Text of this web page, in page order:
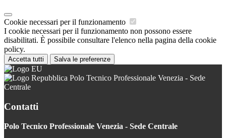
Cookie necessari per il funzionamento
I cookie necessari per il funzionamento non possono essere
disabilitati. È possibile consultare l'elenco nella pagina della cookie
policy.
Accetta tutti Salva le preferenze
Polo Tecnico Professionale Venezia - Sede
Centrale
Contatti
Polo Tecnico Professionale Venezia - Sede Centrale